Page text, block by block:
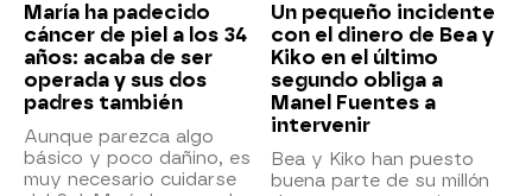
María ha padecido
cáncer de piel a los 34
años: acaba de ser
operada y sus dos
padres también
Aunque parezca algo
básico y poco dañino, es
muy necesario cuidarse
Un pequeño incidente
con el dinero de Bea y
Kiko en el último
segundo obliga a
Manel Fuentes a
intervenir
Bea y Kiko han puesto
buena parte de su millón